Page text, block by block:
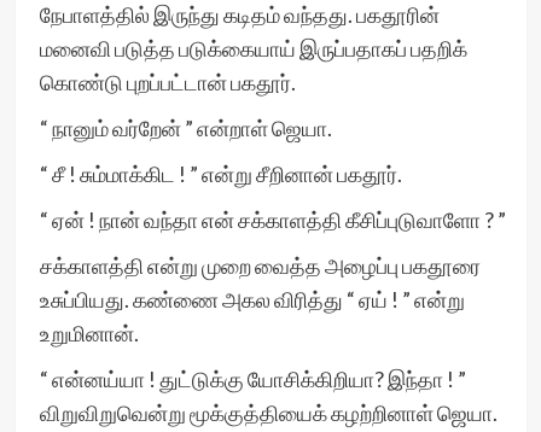
நேபாளத்தில் இருந்து கடிதம் வந்தது. பகதூரின்
மனைவி படுத்த படுக்கையாய் இருப்பதாகப் பதறிக்
கொண்டு புறப்பட்டான் பகதூர்.
“ நானும் வர்றேன் ” என்றாள் ஜெயா.
“ சீ ! சும்மாக்கிட ! ” என்று சீறினான் பகதூர்.
“ ஏன் ! நான் வந்தா என் சக்காளத்தி கீசிப்புடுவாளோ ? ”
சக்காளத்தி என்று முறை வைத்த அழைப்பு பகதூரை
உசுப்பியது. கண்ணை அகல விரித்து “ ஏய் ! ” என்று
உறுமினான்.
“ என்னய்யா ! துட்டுக்கு யோசிக்கிறியா? இந்தா ! ”
விறுவிறுவென்று மூக்குத்தியைக் கழற்றினாள் ஜெயா.